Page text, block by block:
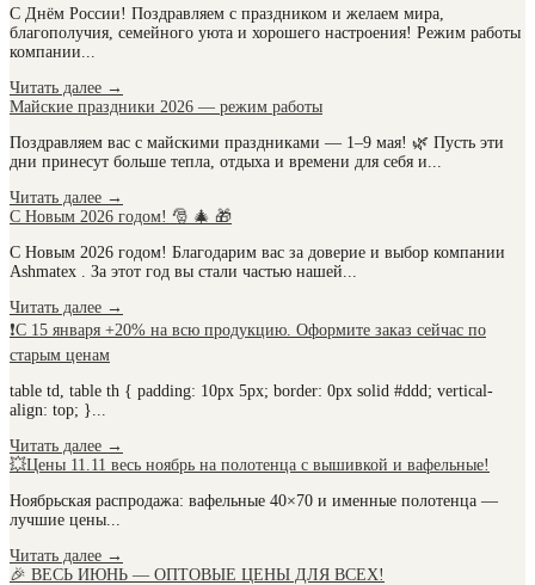
С Днём России! Поздравляем с праздником и желаем мира,
благополучия, семейного уюта и хорошего настроения! Режим работы
компании...
Читать далее →
Майские праздники 2026 — режим работы
Поздравляем вас с майскими праздниками — 1–9 мая! 🌿 Пусть эти
дни принесут больше тепла, отдыха и времени для себя и...
Читать далее →
С Новым 2026 годом! 🎅 🎄 🎁
С Новым 2026 годом! Благодарим вас за доверие и выбор компании
Ashmatex . За этот год вы стали частью нашей...
Читать далее →
❗С 15 января +20% на всю продукцию. Оформите заказ сейчас по
старым ценам
table td, table th { padding: 10px 5px; border: 0px solid #ddd; vertical-
align: top; }...
Читать далее →
💥Цены 11.11 весь ноябрь на полотенца с вышивкой и вафельные!
Ноябрьская распродажа: вафельные 40×70 и именные полотенца —
лучшие цены...
Читать далее →
🎉 ВЕСЬ ИЮНЬ — ОПТОВЫЕ ЦЕНЫ ДЛЯ ВСЕХ!